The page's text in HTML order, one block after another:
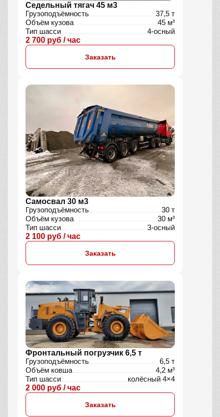
Седельный тягач 45 м3
Грузоподъёмность
37,5 т
Объём кузова
45 м³
Тип шасси
4-осный
2 700 руб / час
Заказать
Самосвал 30 м3
Грузоподъёмность
30 т
Объём кузова
30 м³
Тип шасси
3-осный
2 100 руб / час
Заказать
Фронтальный погрузчик 6,5 т
Грузоподъёмность
6,5 т
Объём ковша
4,2 м³
Тип шасси
колёсный 4×4
2 000 руб / час
Заказать